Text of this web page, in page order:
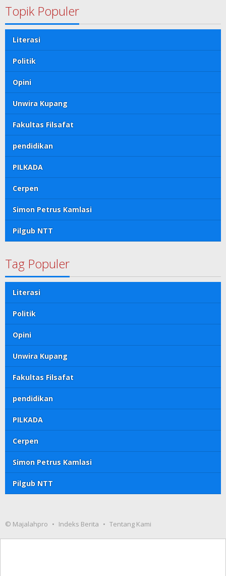
Topik Populer
Literasi
Politik
Opini
Unwira Kupang
Fakultas Filsafat
pendidikan
PILKADA
Cerpen
Simon Petrus Kamlasi
Pilgub NTT
Tag Populer
Literasi
Politik
Opini
Unwira Kupang
Fakultas Filsafat
pendidikan
PILKADA
Cerpen
Simon Petrus Kamlasi
Pilgub NTT
© Majalahpro Indeks Berita Tentang Kami